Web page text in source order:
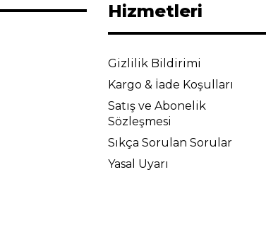
Hizmetleri
Gizlilik Bildirimi
Kargo & İade Koşulları
Satış ve Abonelik
Sözleşmesi
Sıkça Sorulan Sorular
Yasal Uyarı